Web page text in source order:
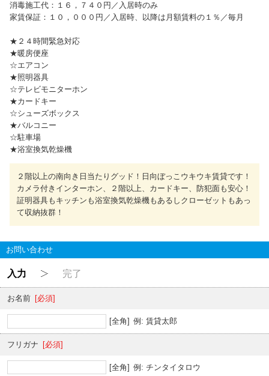
消毒施工代：１６，７４０円／入居時のみ
家賃保証：１０，０００円／入居時、以降は月額賃料の１％／毎月
★２４時間緊急対応
★暖房便座
☆エアコン
★照明器具
☆テレビモニターホン
★カードキー
☆シューズボックス
★バルコニー
☆駐車場
★浴室換気乾燥機
２階以上の南向き日当たりグッド！日向ぼっこウキウキ賃貸です！
カメラ付きインターホン、２階以上、カードキー、防犯面も安心！
証明器具もキッチンも浴室換気乾燥機もあるしクローゼットもあっ
て収納抜群！
お問い合わせ
入力 完了
お名前 [必須]
[全角] 例: 賃貸太郎
フリガナ [必須]
[全角] 例: チンタイタロウ